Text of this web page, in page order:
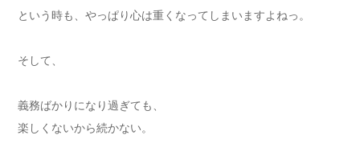
という時も、やっぱり心は重くなってしまいますよねっ。
そして、
義務ばかりになり過ぎても、
楽しくないから続かない。